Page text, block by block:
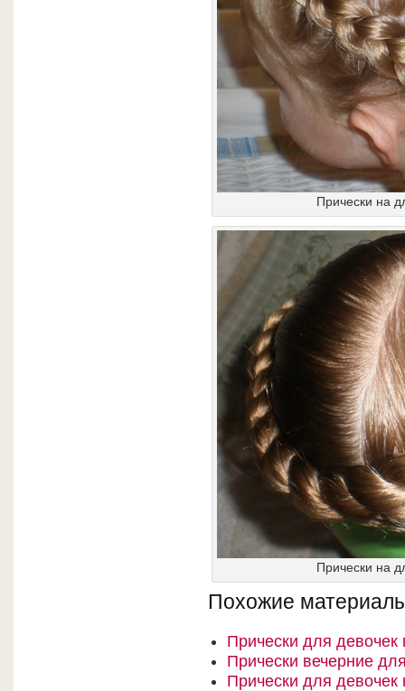
Прически на
Прически на
Похожие
Прически для
Прически вечерние
Прически для девочек